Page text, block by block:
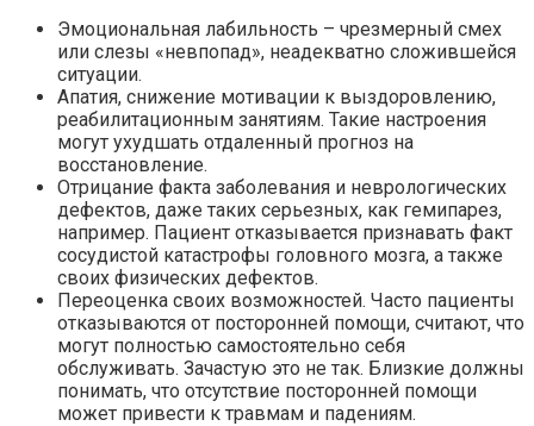
Эмоциональная лабильность – чрезмерный смех
или слезы «невпопад», неадекватно сложившейся
ситуации.
Апатия, снижение мотивации к выздоровлению,
реабилитационным занятиям. Такие настроения
могут ухудшать отдаленный прогноз на
восстановление.
Отрицание факта заболевания и неврологических
дефектов, даже таких серьезных, как гемипарез,
например. Пациент отказывается признавать факт
сосудистой катастрофы головного мозга, а также
своих физических дефектов.
Переоценка своих возможностей. Часто пациенты
отказываются от посторонней помощи, считают, что
могут полностью самостоятельно себя
обслуживать. Зачастую это не так. Близкие должны
понимать, что отсутствие посторонней помощи
может привести к травмам и падениям.